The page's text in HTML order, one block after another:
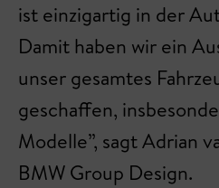
ist einzigartig in der
Damit haben wir ein
unser gesamtes
geschaffen,
Modelle”, sagt Adrian
BMW Group Design.